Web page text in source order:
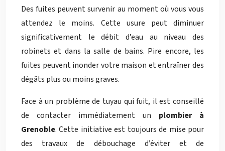
Des fuites peuvent survenir au moment où vous vous
attendez le moins. Cette usure peut diminuer
significativement le débit d’eau au niveau des
robinets et dans la salle de bains. Pire encore, les
fuites peuvent inonder votre maison et entraîner des
dégâts plus ou moins graves.
Face à un problème de tuyau qui fuit, il est conseillé
de contacter immédiatement un plombier
à
Grenoble. Cette initiative est toujours de mise pour
des travaux de débouchage d’éviter et de